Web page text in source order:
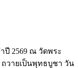
ปี 2569 ณ วัดพระ
วายเป็นพุทธบูชา วัน